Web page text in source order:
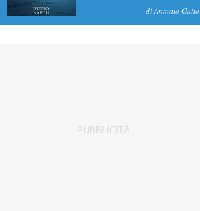
SBLOCCANO ARRIVIdi Antonio Gaito